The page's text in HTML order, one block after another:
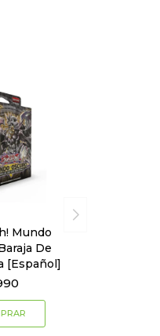
Mundo
De
[Español]